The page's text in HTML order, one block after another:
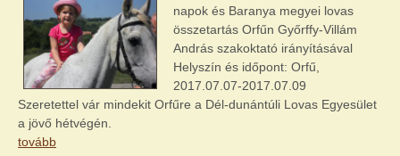
napok és Baranya megyei lovas
összetartás Orfűn Győrffy-Villám
András szakoktató irányításával
Helyszín és időpont: Orfű,
2017.07.07-2017.07.09
Szeretettel vár mindekit Orfűre a Dél-dunántúli Lovas Egyesület
a jövő hétvégén.
tovább